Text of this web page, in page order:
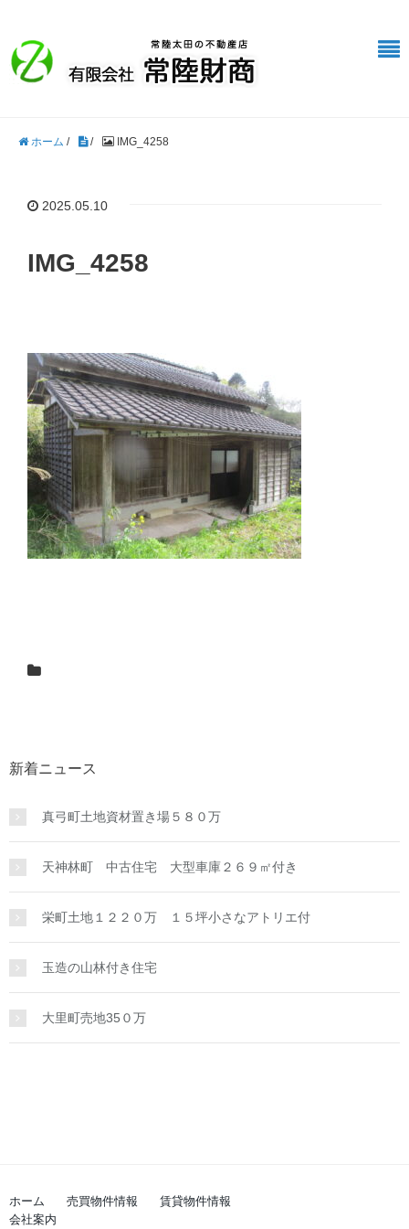
ホーム / / IMG_4258
2025.05.10
IMG_4258
新着ニュース
真弓町土地資材置き場５８０万
天神林町 中古住宅 大型車庫２６９㎡付き
栄町土地１２２０万 １５坪小さなアトリエ付
玉造の山林付き住宅
大里町売地35０万
ホーム 売買物件情報
賃貸物件情報
会社案内